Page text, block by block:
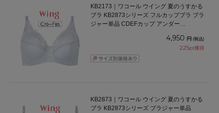
KB2173｜ワコール ウイング 夏のうすかる
ブラ KB2873シリーズ フルカップブラ ブラ
ジャー単品 CDEFカップ アンダー
4,950 円 (税込)
225pt獲得
KB2873｜ワコール ウイング 夏のうすかる
ブラ KB2873シリーズ ブラジャー単品